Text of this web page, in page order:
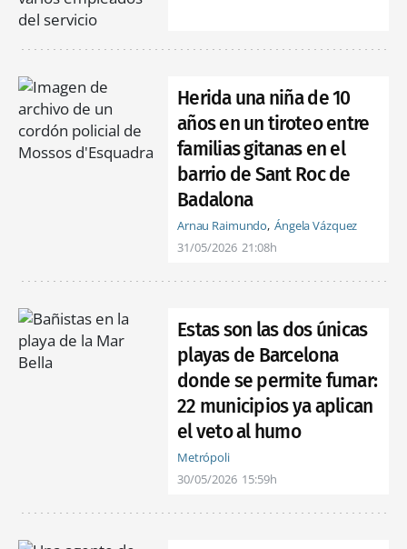
Herida una niña de 10
años en un tiroteo entre
familias gitanas en el
barrio de Sant Roc de
Badalona
Arnau Raimundo Ángela Vázquez
31/05/2026 21:08h
Estas son las dos únicas
playas de Barcelona
donde se permite fumar:
22 municipios ya aplican
el veto al humo
Metrópoli
30/05/2026 15:59h